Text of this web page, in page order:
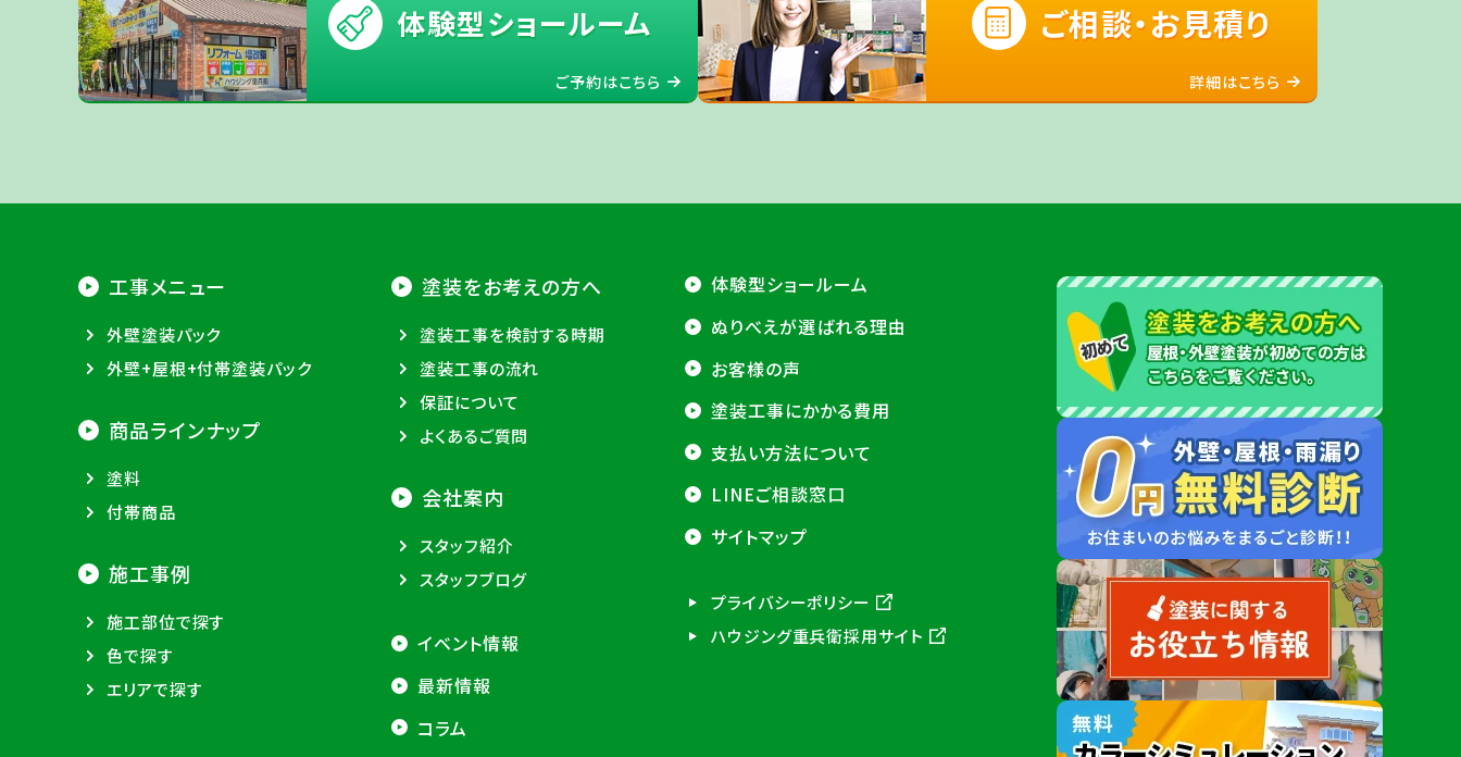
体験型ショールーム
ご予約はこちら
ご相談・お見積り
詳細はこちら
工事メニュー
外壁塗装パック
外壁+屋根+付帯塗装パック
商品ラインナップ
塗料
付帯商品
施工事例
施工部位で探す
色で探す
エリアで探す
塗装をお考えの方へ
塗装工事を検討する時期
塗装工事の流れ
保証について
よくあるご質問
会社案内
スタッフ紹介
スタッフブログ
イベント情報
最新情報
コラム
体験型ショールーム
ぬりべえが選ばれる理由
お客様の声
塗装工事にかかる費用
支払い方法について
LINEご相談窓口
サイトマップ
プライバシーポリシー
ハウジング重兵衛採用サイト